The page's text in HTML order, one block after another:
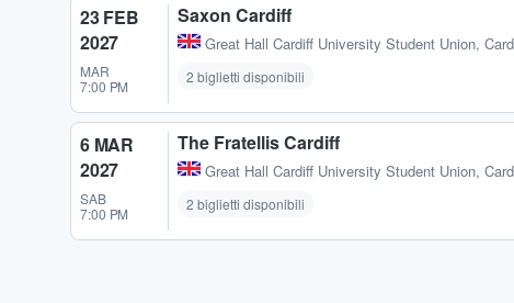
23 FEB
2027
MAR
7:00 PM
Saxon Cardiff
Great Hall Cardiff University Student Union,
2 biglietti disponibili
6 MAR
2027
SAB
7:00 PM
The Fratellis Cardiff
Great Hall Cardiff University Student Union,
2 biglietti disponibili